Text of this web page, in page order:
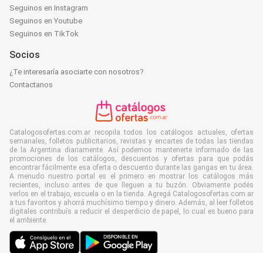
Seguinos en Instagram
Seguinos en Youtube
Seguinos en TikTok
Socios
¿Te interesaría asociarte con nosotros?
Contactanos
Catalogosofertas.com.ar recopila todos los catálogos actuales, ofertas
semanales, folletos publicitarios, revistas y encartes de todas las tiendas
de la Argentina diariamente. Así podemos mantenerte informado de las
promociones de los catálogos, descuentos y ofertas para que podás
encontrar fácilmente esa oferta o descuento durante las gangas en tu área.
A menudo nuestro portal es el primero en mostrar los catálogos más
recientes, incluso antes de que lleguen a tu buzón. Obviamente podés
verlos en el trabajo, escuela o en la tienda. Agregá Catalogosofertas.com.ar
a tus favoritos y ahorrá muchísimo tiempo y dinero. Además, al leer folletos
digitales contribuís a reducir el desperdicio de papel, lo cual es bueno para
el ambiente.